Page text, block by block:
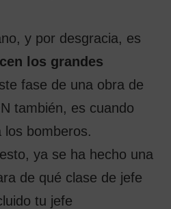
y por desgracia, es
los grandes
fase de una obra de
también, es cuando
los bomberos.
ya se ha hecho una
de qué clase de jefe
tu jefe